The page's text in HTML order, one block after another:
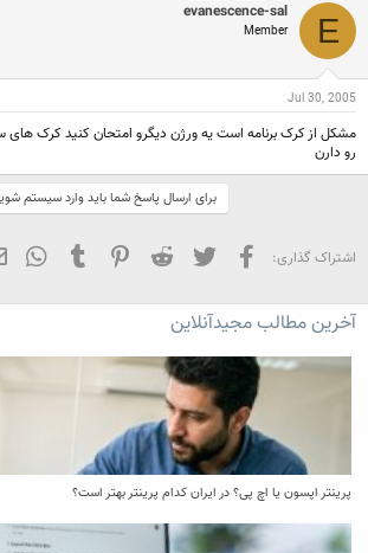
E
evanescence-sal
Member
Jul 30, 2005
رو دارن
برای ارسال پاسخ شما باید وارد سیستم
اشتراک گذاری: فیسبوک تویتر Reddit
Pinterest
Tumblr
آخرین مطالب مجیدآنلاین
پرینتر اپسون یا اچ پی؟ در ایران کدام پرینتر بهتر است؟